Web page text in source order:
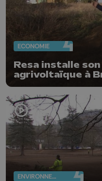
ECONOMIE
Resa installe
agrivoltaïque à
ENVIRONNEMENT